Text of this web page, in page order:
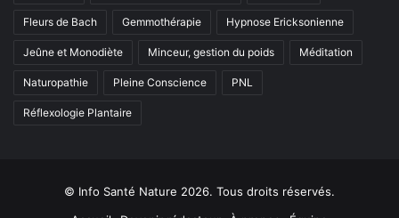
Fleurs de Bach Gemmothérapie Hypnose Ericksonienne
Jeûne et Monodiète Minceur, gestion du poids Méditation
Naturopathie Pleine Conscience PNL
Réflexologie Plantaire
© Info Santé Nature 2026. Tous droits réservés.